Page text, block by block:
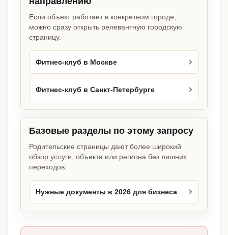
Если объект работает в конкретном городе,
можно сразу открыть релевантную городскую
страницу.
Фитнес-клуб в Москве
Фитнес-клуб в Санкт-Петербурге
Базовые разделы по этому запросу
Родительские страницы дают более широкий
обзор услуги, объекта или региона без лишних
переходов.
Нужные документы в 2026 для бизнеса